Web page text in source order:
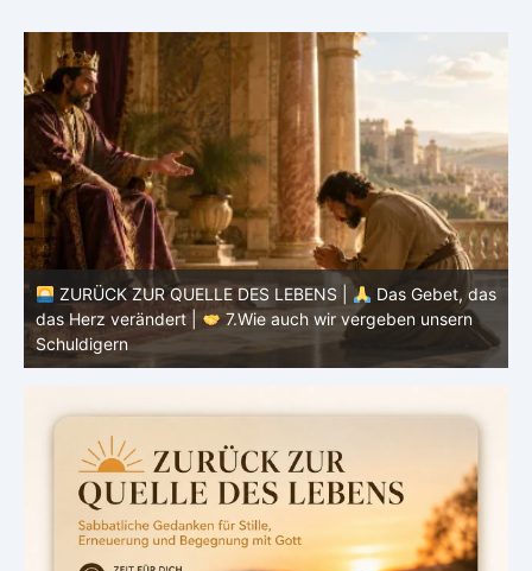
ZURÜCK ZUR QUELLE DES LEBENS |
Das Gebet, das
das Herz verändert |
7.Wie auch wir vergeben unsern
Schuldigern